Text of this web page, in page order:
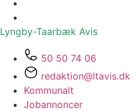
Lyngby-Taarbæk Avis
50 50 74 06
redaktion@ltavis.dk
Kommunalt
Jobannoncer